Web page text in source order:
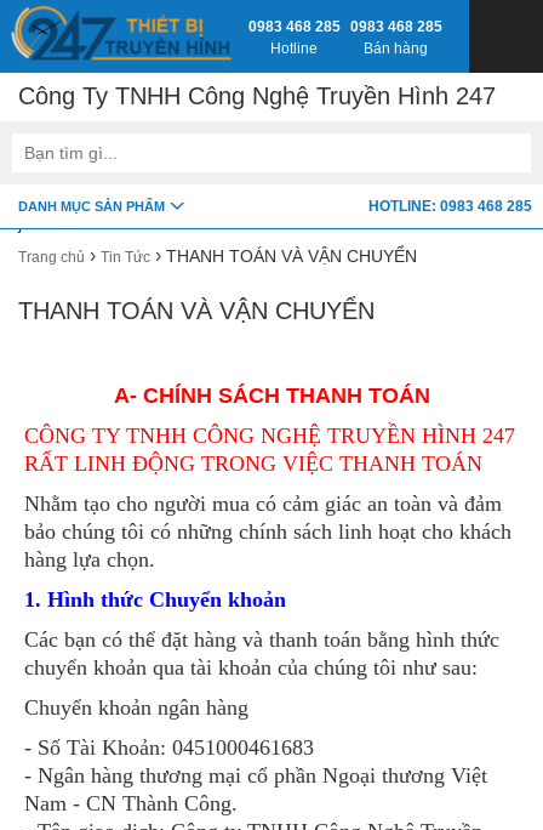
google-site-verification=fSxkTzlyAV278H0_7LAVZEjJh2zdXsbKQ-
Trang chủ › Tin Tức › THANH TOÁN VÀ VẬN CHUYỂN
THANH TOÁN VÀ VẬN CHUYỂN
A- CHÍNH SÁCH THANH TOÁN
CÔNG TY TNHH CÔNG NGHỆ TRUYỀN HÌNH 247
RẤT LINH ĐỘNG TRONG VIỆC THANH TOÁN
Nhằm tạo cho người mua có cảm giác an toàn và đảm
bảo chúng tôi có những chính sách linh hoạt cho khách
hàng lựa chọn.
1. Hình thức Chuyển khoản
Các bạn có thể đặt hàng và thanh toán bằng hình thức
chuyển khoản qua tài khoản của chúng tôi như sau:
Chuyển khoản ngân hàng
- Số Tài Khoản: 0451000461683
- Ngân hàng thương mại cổ phần Ngoại thương Việt
Nam - CN Thành Công.
0983 468 285
Hotline
0983 468 285
Bán hàng
Công Ty TNHH Công Nghệ Truyền Hình 247
DANH MỤC SẢN PHẨM HOTLINE: 0983 468 285